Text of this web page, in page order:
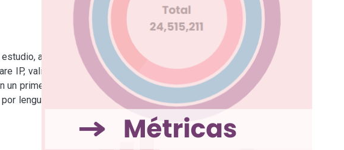
análisis
IP, validación
primer paso
lenguaje (en